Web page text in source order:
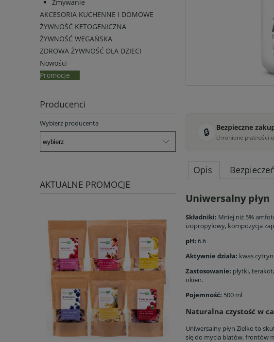
Zmywanie
AKCESORIA KUCHENNE I DOMOWE
ŻYWNOŚĆ KETOGENICZNA
ŻYWNOŚĆ WEGAŃSKA
ZDROWA ŻYWNOŚĆ DLA DZIECI
Nowości
Promocje
Producenci
Wybierz producenta
AKTUALNE PROMOCJE
🔒 Bezpieczne
chronione płatności
Opis
Uniwersalny płyn
Składniki: Mniej niż 5%
izopropylowy, kompozycja
pH: 6.6
Aktywnie działa: kwas
Zastosowanie: płytki,
okien.
Pojemność: 500 ml
Naturalna czystość w
Uniwersalny płyn Zielko to
się do mycia blatów, frontów